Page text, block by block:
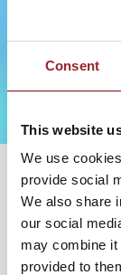
Consent
This website
We use
provide social
We also share
our social
may combine it
provided to